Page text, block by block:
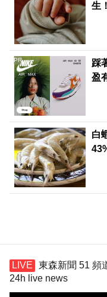
生
踩
盈
PR
白
東森新聞 51 頻
24h live news